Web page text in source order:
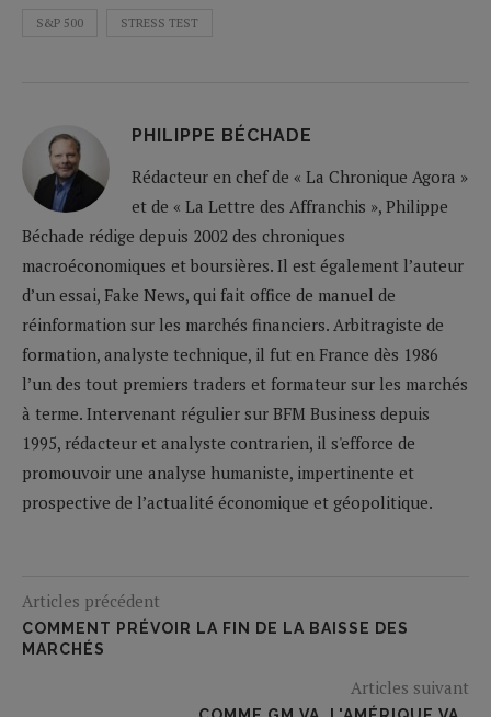
S&P 500 STRESS TEST
PHILIPPE BÉCHADE
Rédacteur en chef de « La Chronique Agora »
et de « La Lettre des Affranchis », Philippe
Béchade rédige depuis 2002 des chroniques
macroéconomiques et boursières. Il est également l’auteur
d’un essai, Fake News, qui fait office de manuel de
réinformation sur les marchés financiers. Arbitragiste de
formation, analyste technique, il fut en France dès 1986
l’un des tout premiers traders et formateur sur les marchés
à terme. Intervenant régulier sur BFM Business depuis
1995, rédacteur et analyste contrarien, il s'efforce de
promouvoir une analyse humaniste, impertinente et
prospective de l’actualité économique et géopolitique.
Articles précédent
COMMENT PRÉVOIR LA FIN DE LA BAISSE DES
MARCHÉS
Articles suivant